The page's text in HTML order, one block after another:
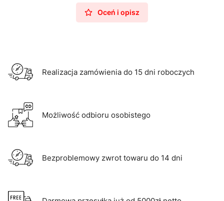
Oceń i opisz
Realizacja zamówienia do 15 dni roboczych
Możliwość odbioru osobistego
Bezproblemowy zwrot towaru do 14 dni